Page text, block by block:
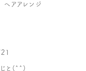
アアレンジ
と(^^)